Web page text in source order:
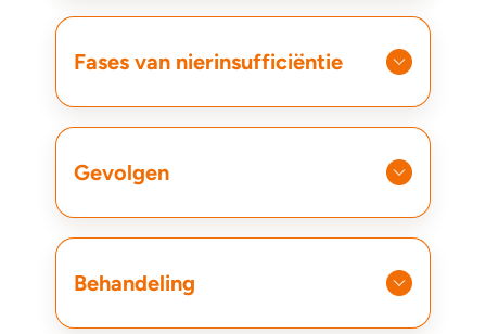
Fases van nierinsufficiëntie
Gevolgen
Behandeling